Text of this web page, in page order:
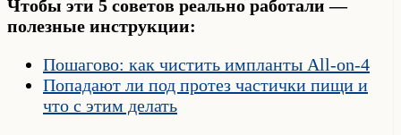
Чтобы эти 5 советов реально работали —
полезные инструкции:
Пошагово: как чистить импланты All-on-4
Попадают ли под протез частички пищи и
что с этим делать